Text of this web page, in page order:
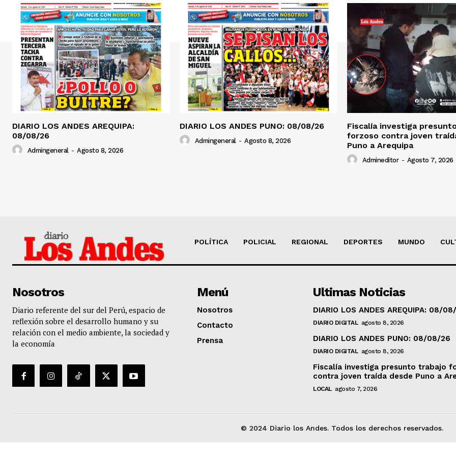
DIARIO LOS ANDES AREQUIPA:
08/08/26
Admingeneral - Agosto 8, 2026
DIARIO LOS ANDES PUNO: 08/08/26
Admingeneral - Agosto 8, 2026
Fiscalía investiga
forzoso contra joven
Puno a Arequipa
Admineditor - Agosto 7, 2026
POLÍTICA POLICIAL REGIONAL DEPORTES MUNDO
Nosotros
Diario referente del sur del Perú, espacio de
reflexión sobre el desarrollo humano y su
relación con el medio ambiente, la sociedad y
la economía
Menú
Nosotros
Contacto
Prensa
Ultimas Noticias
DIARIO LOS ANDES AREQUIPA: 08/
DIARIO DIGITAL agosto 8, 2026
DIARIO LOS ANDES PUNO: 08/08/26
DIARIO DIGITAL agosto 8, 2026
Fiscalía investiga presunto trabajo
contra joven traída desde Puno a
LOCAL agosto 7, 2026
© 2024 Diario los Andes. Todos los derechos reservados.